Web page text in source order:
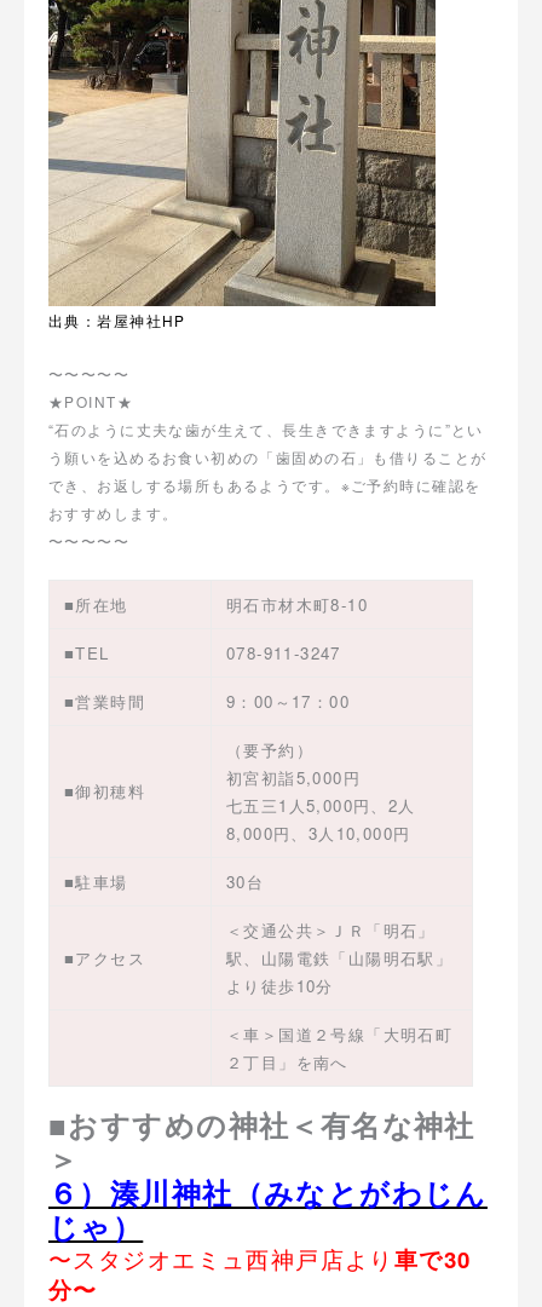
出典：岩屋神社HP
〜〜〜〜〜
★POINT★
“石のように丈夫な歯が生えて、長生きできますように”とい
う願いを込めるお食い初めの「歯固めの石」も借りることが
でき、お返しする場所もあるようです。※ご予約時に確認を
おすすめします。
〜〜〜〜〜
■所在地 明石市材木町8-10
■TEL 078-911-3247
■営業時間 9：00～17：00
■御初穂料
（要予約）
初宮初詣5,000円
七五三1人5,000円、2人
8,000円、3人10,000円
■駐車場 30台
■アクセス
＜交通公共＞ＪＲ「明石」
駅、山陽電鉄「山陽明石駅」
より徒歩10分
＜車＞国道２号線「大明石町
２丁目」を南へ
■おすすめの神社＜有名な神社
＞
６）湊川神社（みなとがわじん
じゃ）
〜スタジオエミュ西神戸店より 車で30
分〜